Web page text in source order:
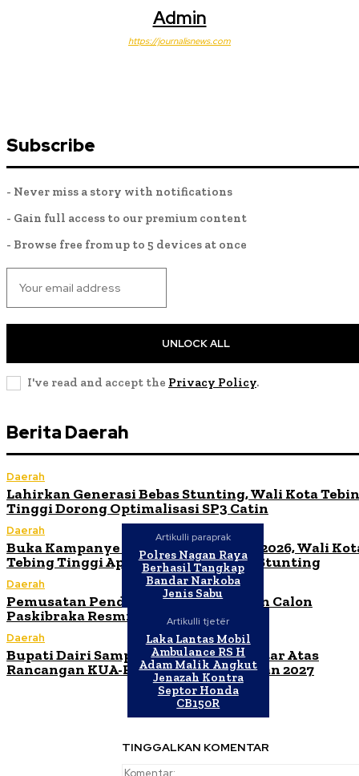
Admin
https://journalisnews.com
Subscribe
- Never miss a story with notifications
- Gain full access to our premium content
- Browse free from up to 5 devices at once
UNLOCK ALL
I've read and accept the Privacy Policy.
Berita Daerah
Daerah
Lahirkan Generasi Bebas Stunting, Wali Kota
Tinggi Dorong Optimalisasi SP3 Catin
Daerah
Buka Kampanye Germas Dalam ISPS 2026, Wali
Tebing Tinggi Apresiasi Penurunan Stunting
Daerah
Pemusatan Pendidikan dan Pelatihan Calon
Paskibraka Resmi Dibuka
Daerah
Bupati Dairi Sampaikan Nota Pengantar Atas
Rancangan KUA-PPAS Tahun Anggaran 2027
Artikulli paraprak
Polres Nagan Raya
Berhasil Tangkap
Bandar Narkoba
Jenis Sabu
Artikulli tjetër
Laka Lantas Mobil
Ambulance RS H
Adam Malik Angkut
Jenazah Kontra
Septor Honda
CB150R
TINGGALKAN KOMENTAR